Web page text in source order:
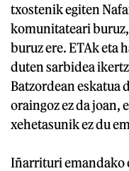
txostenik egiten
komunitateari
buruz ere. ETAk eta
duten sarbidea
Batzordean eskatua
oraingoz ez da joan,
xehetasunik ez du
Iñarrituri emandako